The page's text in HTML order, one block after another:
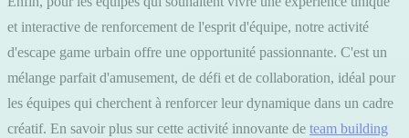
et interactive de renforcement de l'esprit d'équipe, notre activité
d'escape game urbain offre une opportunité passionnante. C'est un
mélange parfait d'amusement, de défi et de collaboration, idéal pour
les équipes qui cherchent à renforcer leur dynamique dans un cadre
créatif. En savoir plus sur cette activité innovante de team building